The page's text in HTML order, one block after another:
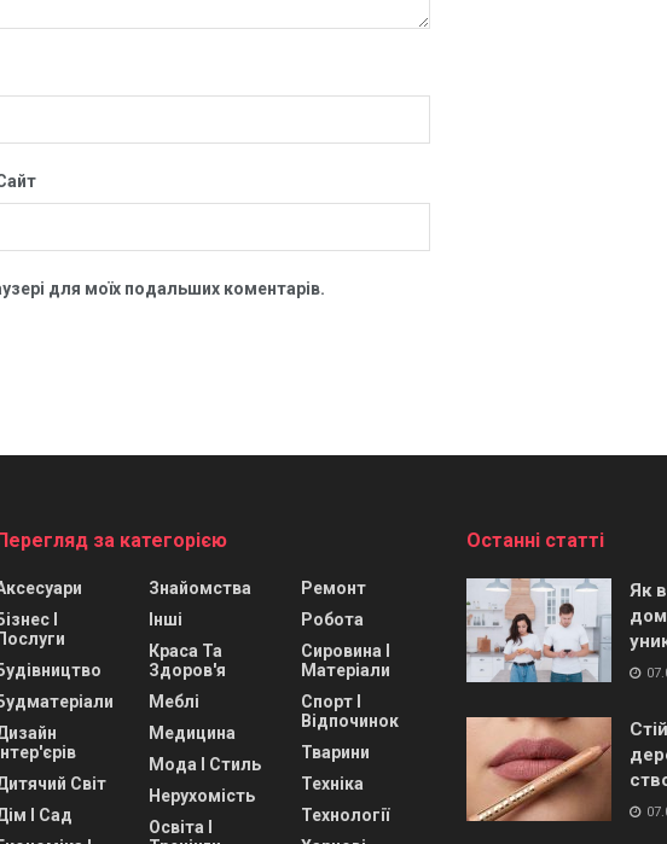
для моїх подальших коментарів.
за категорією
Бізнес І
Послуги
Будівництво
Будматеріали
Інтер'єрів
Світ
І Сад
Знайомства
Інші
Краса Та
Здоров'я
Меблі
Медицина
Мода І Стиль
Нерухомість
Освіта І
Ремонт
Робота
Сировина І
Матеріали
Спорт І
Відпочинок
Тварини
Техніка
Технології
Останні статті
Як